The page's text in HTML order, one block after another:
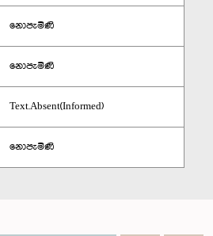
නොපැමිණි
නොපැමිණි
Text.Absent(Informed)
නොපැමිණි